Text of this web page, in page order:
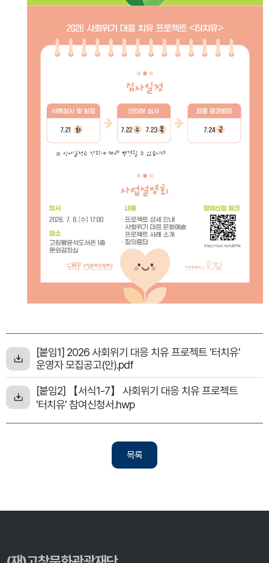
[붙임1] 2026 사회위기 대응 치유 프로젝트 '터치유'
운영자 모집공고(안).pdf
[붙임2] 【서식1-7】 사회위기 대응 치유 프로젝트
'터치유' 참여신청서.hwp
목록